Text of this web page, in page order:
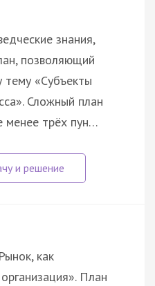
знания,
позволяющий
тему «Субъекты
Сложный план
менее трёх пун…
как
План